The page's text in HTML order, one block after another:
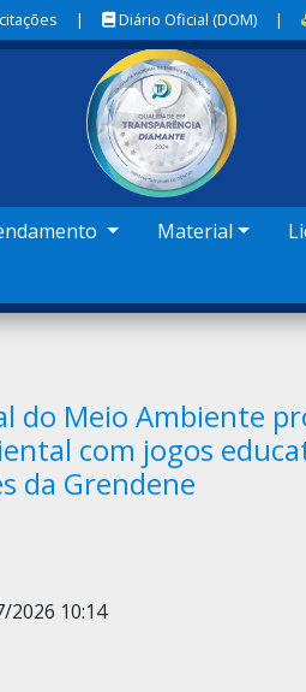
| Diário Oficial (DOM) |
Material
do Meio Ambiente
com jogos
da Grendene
2026 10:14